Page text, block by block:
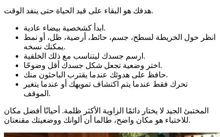
هدفك هو البقاء على قيد الحياة حتى ينفد الوقت.
ابدأ كشخصية بيضاء عادية.
انظر حول الخريطة لسطح، جسم، حائط، أرضية، ظل، أو نمط
يمكنك نسخه.
ارسم جسدك ليتناسب مع ذلك الخلفية.
اختر وضعية تجعل شكل جسدك أقل وضوحًا.
حافظ على هدوئك عندما يقترب الباحثون منك.
تحرك فقط عندما يتم اكتشاف تمويهك أو عندما يتغير
الموقف.
المختبئ الجيد لا يختار دائمًا الزاوية الأكثر ظلمة. أحيانًا أفضل مكان
للاختباء هو مكان واضح، طالما أن ألوانك ووضعيتك مقنعتان.